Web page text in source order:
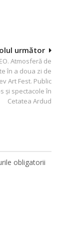
următor
Atmosferă de
în a doua zi de
Art Fest. Public
și spectacole în
Cetatea Ardud
obligatorii